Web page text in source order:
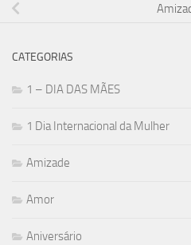
CATEGORIAS
1 – DIA DAS MÃES
1 Dia Internacional da Mulher
Amizade
Amor
Aniversário